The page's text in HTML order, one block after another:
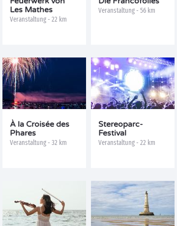
Les Mathes
Veranstaltung - 22 km
Veranstaltung - 56 km
À la Croisée des
Phares
Veranstaltung - 32 km
Stereoparc-
Festival
Veranstaltung - 22 km